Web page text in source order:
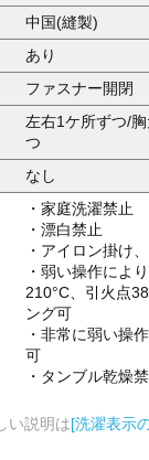
中国(縫製)
あり
ファスナー開閉
左右1ケ所ずつ/
つ
なし
・家庭洗濯禁止
・漂白禁止
・アイロン掛け
・弱い操作によ
210°C、引火点
ング可
・非常に弱い操
可
・タンブル乾燥
い説明は[洗濯表示